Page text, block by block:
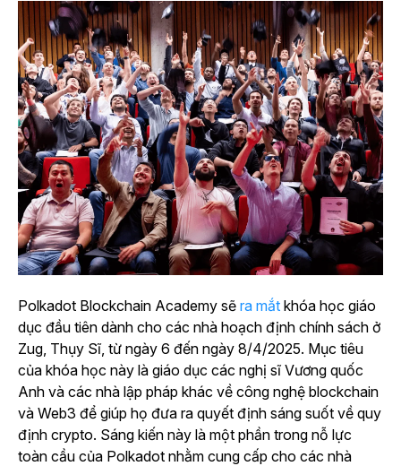
Polkadot Blockchain Academy sẽ ra mắt khóa học giáo
dục đầu tiên dành cho các nhà hoạch định chính sách ở
Zug, Thụy Sĩ, từ ngày 6 đến ngày 8/4/2025. Mục tiêu
của khóa học này là giáo dục các nghị sĩ Vương quốc
Anh và các nhà lập pháp khác về công nghệ blockchain
và Web3 để giúp họ đưa ra quyết định sáng suốt về quy
định crypto. Sáng kiến này là một phần trong nỗ lực
toàn cầu của Polkadot nhằm cung cấp cho các nhà